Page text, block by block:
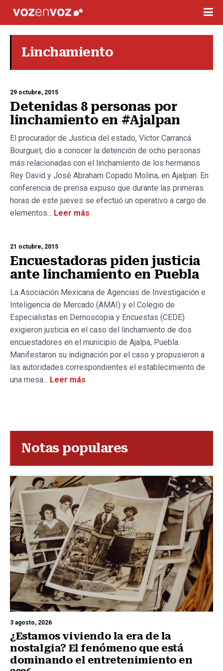
Linchamiento
29 octubre, 2015
Detenidas 8 personas por
linchamiento en #Ajalpan
El procurador de Justicia del estado, Víctor Carrancá
Bourguet, dio a conocer la detención de ocho personas
más relacionadas con el linchamiento de los hermanos
Rey David y José Abraham Copado Molina, en Ajalpan. En
conferencia de prensa expuso que durante las primeras
horas de este jueves se efectuó un operativo a cargo de
elementos... Leer más
21 octubre, 2015
Encuestadoras piden justicia
ante linchamiento en Puebla
La Asociación Mexicana de Agencias de Investigación e
Inteligencia de Mercado (AMAI) y el Colegio de
Especialistas en Demoscopia y Encuestas (CEDE)
exigieron justicia en el caso del linchamiento de dos
encuestadores en el municipio de Ajalpa, Puebla.
Manifestaron su indignación por el caso y propusieron a
las autoridades correspondientes el establecimiento de
una mesa... Leer más
Notas populares
3 agosto, 2026
¿Estamos viviendo la era de la
nostalgia? El fenómeno que está
dominando el entretenimiento en